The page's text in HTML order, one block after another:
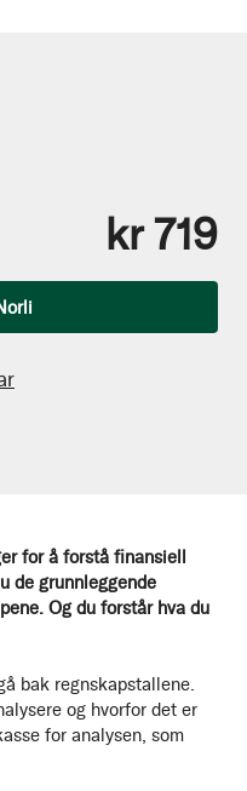
for å forstå finansiell
de grunnleggende
Og du forstår hva du
bak regnskapstallene.
og hvorfor det er
for analysen, som
kr 719